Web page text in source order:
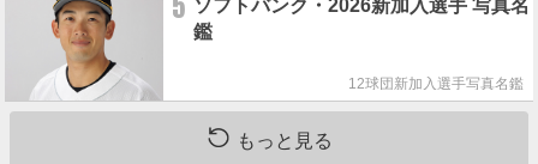
ソフトバンク・2026新加入選手 写真名
鑑
12球団新加入選手写真名鑑
もっと見る